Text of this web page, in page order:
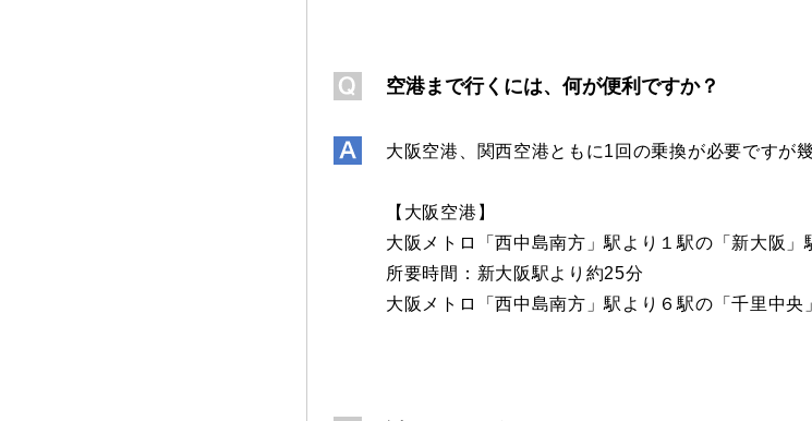
空港まで行くには、何が便利ですか？
大阪空港、関西空港ともに1回の乗換が必要ですが
【大阪空港】
大阪メトロ「西中島南方」駅より１駅の「新大阪」
所要時間：新大阪駅より約25分
大阪メトロ「西中島南方」駅より６駅の「千里中央